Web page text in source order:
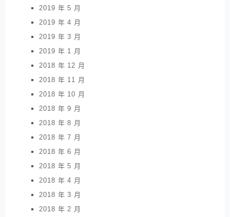
2019 年 5 月
2019 年 4 月
2019 年 3 月
2019 年 1 月
2018 年 12 月
2018 年 11 月
2018 年 10 月
2018 年 9 月
2018 年 8 月
2018 年 7 月
2018 年 6 月
2018 年 5 月
2018 年 4 月
2018 年 3 月
2018 年 2 月